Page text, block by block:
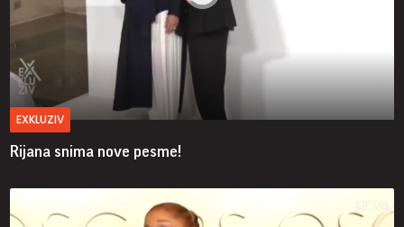
EXKLUZIV
Rijana snima nove pesme!